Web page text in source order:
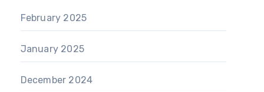
February 2025
January 2025
December 2024